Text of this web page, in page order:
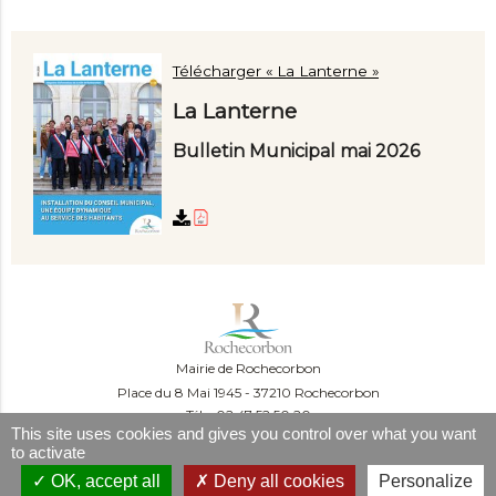
Télécharger « La Lanterne »
La Lanterne
Bulletin Municipal mai 2026
Mairie de Rochecorbon
Place du 8 Mai 1945
37210 Rochecorbon
Tél. : 02 47 52 50 20
Du lundi au mercredi :
Le jeudi :
This site uses cookies and gives you control over what you want
to activate
OK, accept all
Deny all cookies Personalize